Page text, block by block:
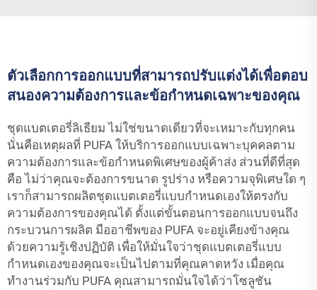
ตัวเลือกการออกแบบที่สามารถปรับแต่งได้เพื่อตอบ
สนองความต้องการและข้อกำหนดเฉพาะของคุณ
ชุดแบตเตอรี่ลิเธียม ไม่ใช่ขนาดเดียวที่จะเหมาะกับทุกคน
นั่นคือเหตุผลที่ PUFA ให้บริการออกแบบเฉพาะบุคคลตาม
ความต้องการและข้อกำหนดพิเศษของผู้ค้าส่ง ส่วนที่ดีที่สุด
คือ ไม่ว่าคุณจะต้องการขนาด รูปร่าง หรือความจุพิเศษใด ๆ
เราก็สามารถผลิตชุดแบตเตอรี่แบบกำหนดเองให้ตรงกับ
ความต้องการของคุณได้ ตั้งแต่ขั้นตอนการออกแบบจนถึง
กระบวนการผลิต มืออาชีพของ PUFA จะอยู่เคียงข้างคุณ
ด้วยความรู้เชิงปฏิบัติ เพื่อให้มั่นใจว่าชุดแบตเตอรี่แบบ
กำหนดเองของคุณจะเป็นไปตามที่คุณคาดหวัง เมื่อคุณ
ทำงานร่วมกับ PUFA คุณสามารถมั่นใจได้ว่าโซลูชัน